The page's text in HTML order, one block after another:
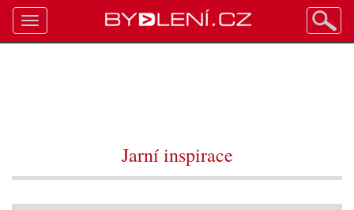
Jarní inspirace
Toggle
navigation